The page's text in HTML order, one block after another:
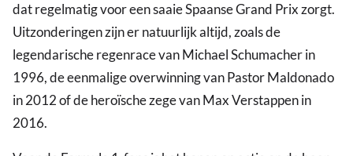
dat regelmatig voor een saaie Spaanse Grand Prix zorgt.
Uitzonderingen zijn er natuurlijk altijd, zoals de
legendarische regenrace van Michael Schumacher in
1996, de eenmalige overwinning van Pastor Maldonado
in 2012 of de heroïsche zege van Max Verstappen in
2016.